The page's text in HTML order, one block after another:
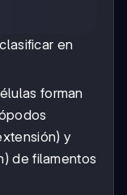
en
forman
y
de filamentos